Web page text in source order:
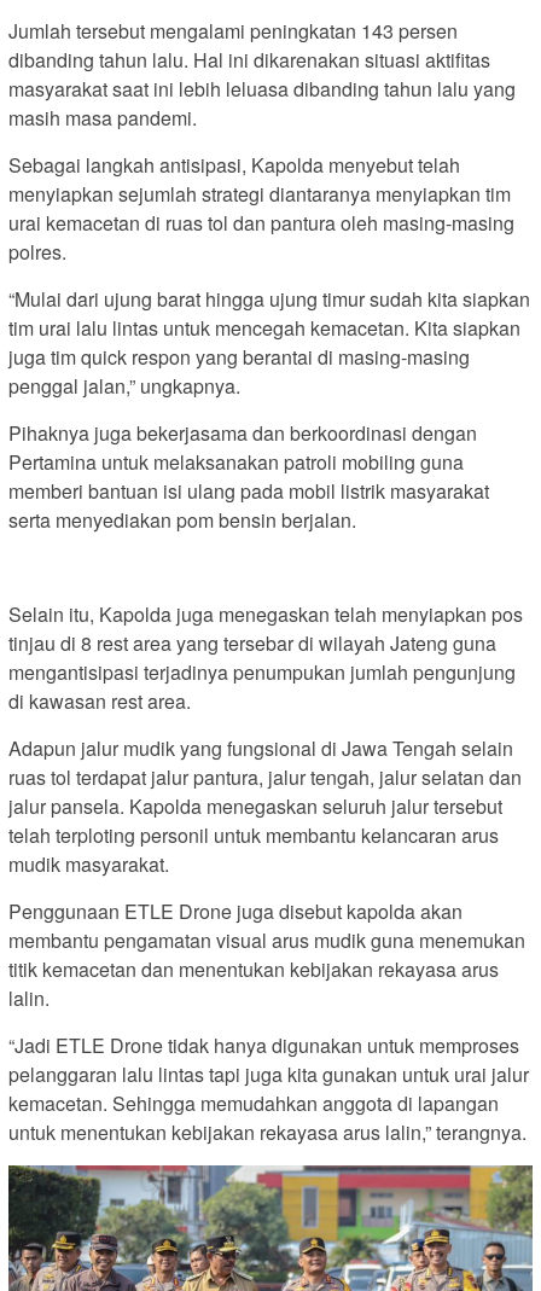
Jumlah tersebut mengalami peningkatan 143 persen
dibanding tahun lalu. Hal ini dikarenakan situasi aktifitas
masyarakat saat ini lebih leluasa dibanding tahun lalu yang
masih masa pandemi.
Sebagai langkah antisipasi, Kapolda menyebut telah
menyiapkan sejumlah strategi diantaranya menyiapkan tim
urai kemacetan di ruas tol dan pantura oleh masing-masing
polres.
“Mulai dari ujung barat hingga ujung timur sudah kita siapkan
tim urai lalu lintas untuk mencegah kemacetan. Kita siapkan
juga tim quick respon yang berantai di masing-masing
penggal jalan,” ungkapnya.
Pihaknya juga bekerjasama dan berkoordinasi dengan
Pertamina untuk melaksanakan patroli mobiling guna
memberi bantuan isi ulang pada mobil listrik masyarakat
serta menyediakan pom bensin berjalan.
Selain itu, Kapolda juga menegaskan telah menyiapkan pos
tinjau di 8 rest area yang tersebar di wilayah Jateng guna
mengantisipasi terjadinya penumpukan jumlah pengunjung
di kawasan rest area.
Adapun jalur mudik yang fungsional di Jawa Tengah selain
ruas tol terdapat jalur pantura, jalur tengah, jalur selatan dan
jalur pansela. Kapolda menegaskan seluruh jalur tersebut
telah terploting personil untuk membantu kelancaran arus
mudik masyarakat.
Penggunaan ETLE Drone juga disebut kapolda akan
membantu pengamatan visual arus mudik guna menemukan
titik kemacetan dan menentukan kebijakan rekayasa arus
lalin.
“Jadi ETLE Drone tidak hanya digunakan untuk memproses
pelanggaran lalu lintas tapi juga kita gunakan untuk urai jalur
kemacetan. Sehingga memudahkan anggota di lapangan
untuk menentukan kebijakan rekayasa arus lalin,” terangnya.